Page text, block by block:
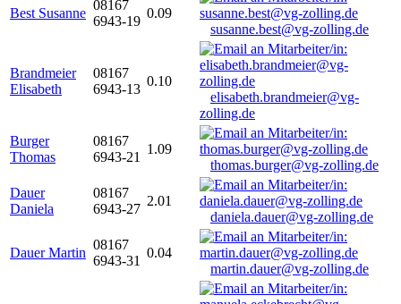
Best Susanne
08167
6943-19
0.09
susanne.best@vg-zolling.de
Brandmeier
Elisabeth
08167
6943-13
0.10
elisabeth.brandmeier@vg-
zolling.de
Burger
Thomas
08167
6943-21
1.09
thomas.burger@vg-zolling.de
Dauer
Daniela
08167
6943-27
2.01
daniela.dauer@vg-zolling.de
Dauer Martin
08167
6943-31
0.04
martin.dauer@vg-zolling.de